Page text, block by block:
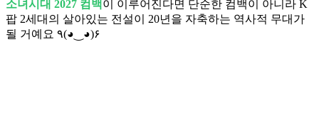
소녀시대 2027 컴백이 이루어진다면 단순한 컴백이 아니라 K
팝 2세대의 살아있는 전설이 20년을 자축하는 역사적 무대가
될 거예요 ٩(◕‿◕)۶